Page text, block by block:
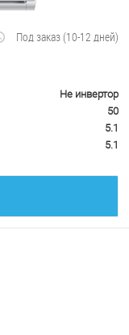
Под заказ (10-12 дней)
Не инвертор
50
5.1
5.1